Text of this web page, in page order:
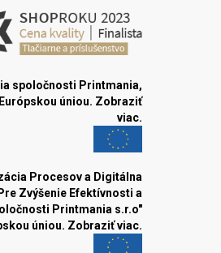
spoločnosti Printmania,
úniou. Zobraziť
viac.
Procesov a Digitálna
Zvýšenie Efektívnosti a
Printmania s.r.o"
úniou. Zobraziť viac.